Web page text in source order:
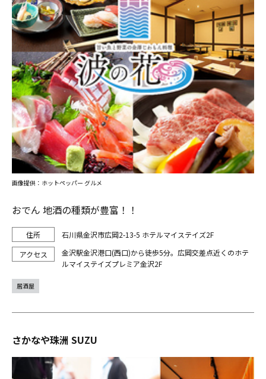
おでん 地酒の種類が豊富！！
石川県金沢市広岡2-13-5 ホテルマイステイズ2F
金沢駅金沢港口(西口)から徒歩5分。広岡交差点近くのホテ
ルマイステイズプレミア金沢2F
画像提供：ホットペッパー グルメ
居酒屋
さかなや珠洲 SUZU